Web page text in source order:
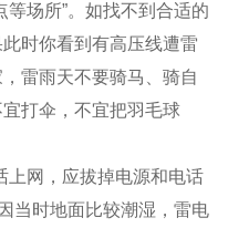
场所”。如找不到合适的
时你看到有高压线遭雷
雷雨天不要骑马、骑自
打伞，不宜把羽毛球
网，应拔掉电源和电话
当时地面比较潮湿，雷电